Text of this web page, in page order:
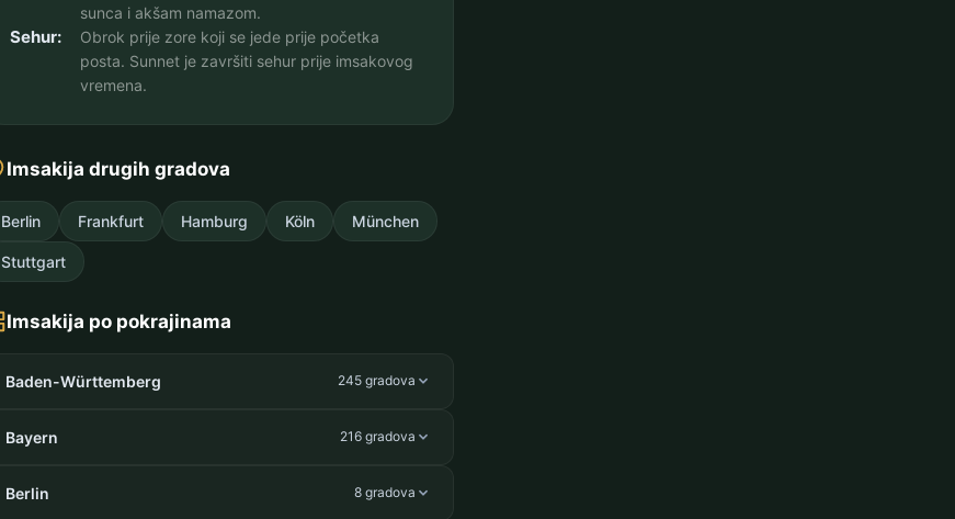
sunca i akšam namazom.
Sehur:
Obrok prije zore koji se jede prije početka
posta. Sunnet je završiti sehur prije imsakovog
vremena.
Imsakija drugih gradova
Berlin Frankfurt Hamburg Köln München
Stuttgart
Imsakija po pokrajinama
Baden-Württemberg 245 gradova
Bayern 216 gradova
Berlin 8 gradova